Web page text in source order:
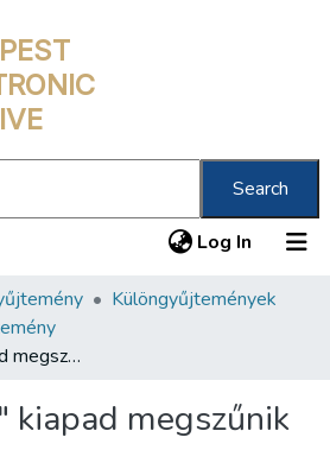
Search
Log In (current)
Különgyűjtemények
Ha a "forrás" kiapad megszűnik az élet
kiapad megszűnik